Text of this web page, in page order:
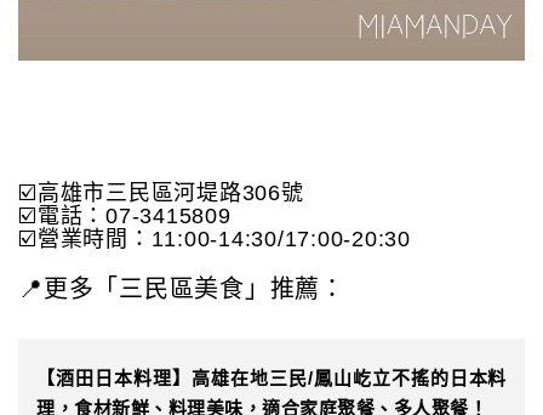
☑️高雄市三民區河堤路306號
☑️電話：07-3415809
☑️營業時間：11:00-14:30/17:00-20:30
📍更多「三民區美食」推薦：
【酒田日本料理】高雄在地三民/鳳山屹立不搖的日本料
理，食材新鮮、料理美味，適合家庭聚餐、多人聚餐！